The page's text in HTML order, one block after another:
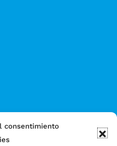
consentimiento